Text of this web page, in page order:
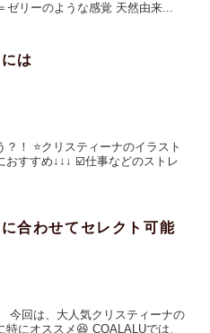
HIDRO＝水分たっぷりの JELLY＝ゼリーのような感覚 天然由来...
は
合わせてセレクト可能